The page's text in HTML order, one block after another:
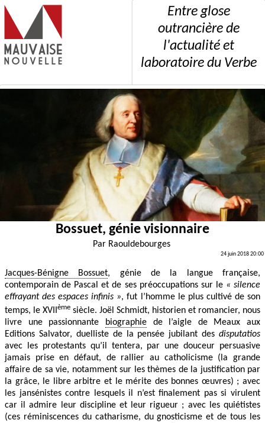
Entre glose
outrancière de
l'actualité et
laboratoire du Verbe
Bossuet, génie visionnaire
Par Raouldebourges
24 juin 2018 20:00
Jacques-Bénigne Bossuet, génie de la langue française,
contemporain de Pascal et de ses préoccupations sur le « silence
effrayant des espaces infinis », fut l’homme le plus cultivé de son
temps, le XVIIème siècle. Joël Schmidt, historien et romancier, nous
livre une passionnante biographiede l’aigle de Meaux aux
Editions Salvator, duelliste de la pensée jubilant des disputatios
avec les protestants qu’il tentera, par une douceur persuasive
jamais prise en défaut, de rallier au catholicisme (la grande
affaire de sa vie, notamment sur les thèmes de la justification par
la grâce, le libre arbitre et le mérite des bonnes œuvres) ; avec
les jansénistes contre lesquels il n’est finalement pas si virulent
car il admire leur discipline et leur rigueur ; avec les quiétistes
(ces réminiscences du catharisme, du gnosticisme et de tous les